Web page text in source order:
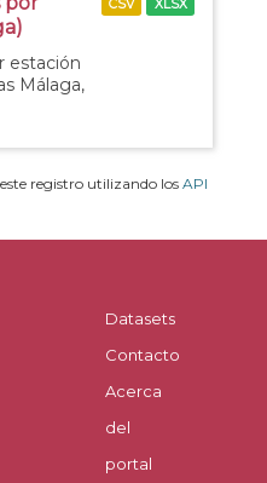
estación
Málaga,
CSV XLSX
registro utilizando losAPI
Datasets
Contacto
Acerca
del
portal